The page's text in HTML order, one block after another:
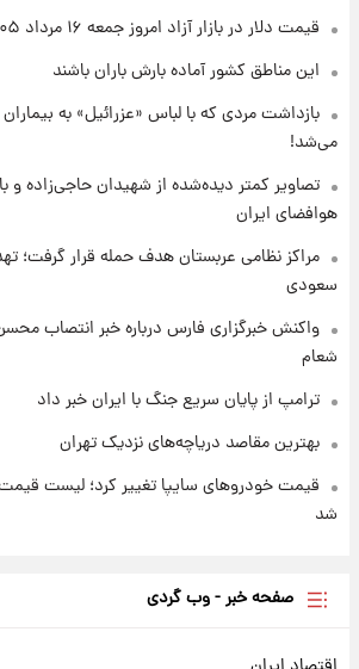
قیمت طلا و سکه امروز پنجشنبه ۱۵
شارژ جدید کالابرگ
قیمت دلار در بازار آزاد امروز جمعه ۱۶ مرداد ۱۴۰۵
این مناطق کشور آماده بارش باران باشند
بازداشت مردی که با لباس «عزرائیل» به
می‌شد!
تصاویر کمتر دیده‌شده از شهیدان حاجی‌زاده و
هوافضای ایران
مراکز نظامی عربستان هدف حمله قرار گرفت؛
سعودی
واکنش خبرگزاری فارس درباره خبر انتصاب
شعام
ترامپ از پایان سریع جنگ با ایران خبر داد
بهترین مقاصد دریاچه‌های نزدیک تهران
شد
صفحه خبر - وب گردی